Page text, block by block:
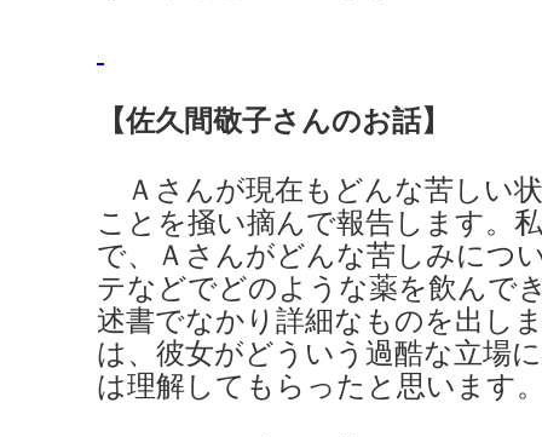
【佐久間敬子さんのお話】
Ａさんが現在もどんな苦しい
ことを掻い摘んで報告します。
で、Ａさんがどんな苦しみにつ
テなどでどのような薬を飲んで
述書でなかり詳細なものを出し
は、彼女がどういう過酷な立場
は理解してもらったと思います